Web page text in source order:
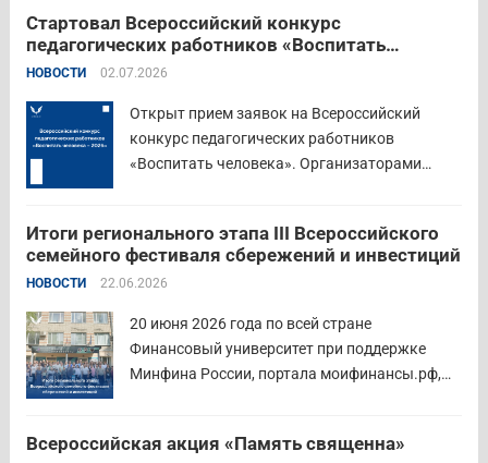
Стартовал Всероссийский конкурс
педагогических работников «Воспитать
человека – 2026»
НОВОСТИ 02.07.2026
Открыт прием заявок на Всероссийский
конкурс педагогических работников
«Воспитать человека». Организаторами
Институт изучения детства, семьи и
воспитания и Российский детско-юношеский
центр. Прием заявок пройдет до 26 июля
включительно. Участниками конкурса могут
стать педагоги детских...
Итоги регионального этапа III Всероссийского
семейного фестиваля сбережений и инвестиций
НОВОСТИ 22.06.2026
20 июня 2026 года по всей стране
Финансовый университет при поддержке
Минфина России, портала моифинансы.рф,
семейного фестиваля сбережений и
Всероссийская акция «Память священна»